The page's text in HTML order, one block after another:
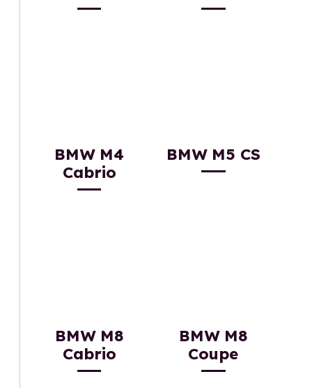
BMW M4
Cabrio
BMW M5 CS
BMW M8
Cabrio
BMW M8
Coupe